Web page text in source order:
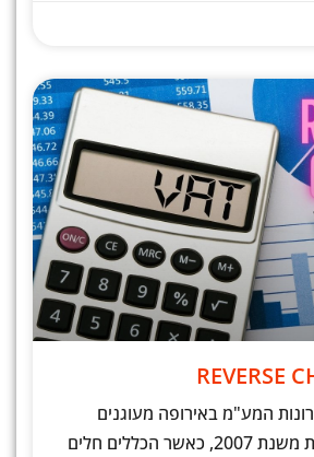
המע"מ באירופה מעוגנים
בדרקטיבה השישית משנת 2007, כאשר הכללים חלים